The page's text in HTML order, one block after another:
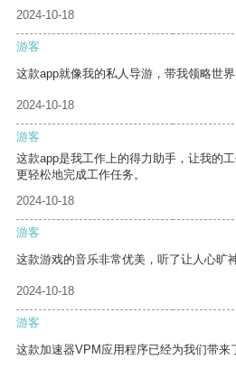
2024-10-18
游客
这款app就像我的私人导游，带我领略世界
2024-10-18
游客
这款app是我工作上的得力助手，让我的
更轻松地完成工作任务。
2024-10-18
游客
这款游戏的音乐非常优美，听了让人心旷神
2024-10-18
游客
这款加速器VPM应用程序已经为我们带来